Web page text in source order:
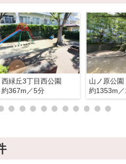
西緑丘3丁目西公園
約367m／5分
山ノ原公園
約1353m